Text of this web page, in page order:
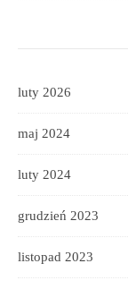
luty 2026
maj 2024
luty 2024
grudzień 2023
listopad 2023